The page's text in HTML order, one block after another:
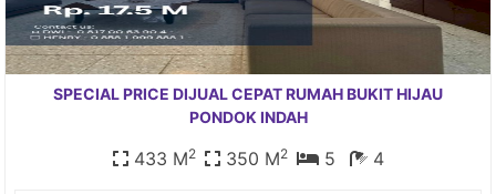
SPECIAL PRICE DIJUAL CEPAT RUMAH BUKIT HIJAU
PONDOK INDAH
433 M2 350 M2 5 4